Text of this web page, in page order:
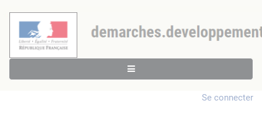
Se connecter